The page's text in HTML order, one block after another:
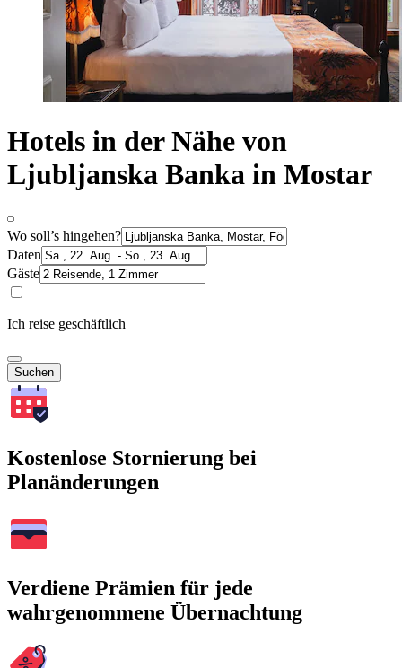
Hotels in der Nähe von
Ljubljanska Banka in Mostar
Wo soll’s hingehen?
Daten
Gäste
Ich reise geschäftlich
Suchen
Kostenlose Stornierung bei
Planänderungen
Verdiene Prämien für jede
wahrgenommene Übernachtung